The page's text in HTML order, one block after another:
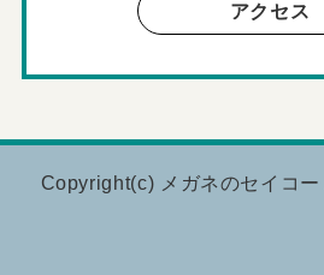
アクセス
Copyright(c) メガネのセイコー